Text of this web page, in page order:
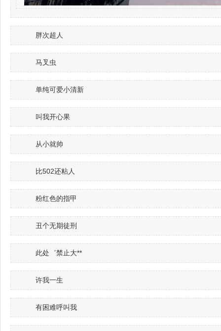
胖次超人
马叉虫
单纯可爱小清新
叫我开心果
从小就帅
比502还粘人
粉红色的指甲
丑个无期徒刑
此处゛禁止大**
许我一生
有困难呼叫我